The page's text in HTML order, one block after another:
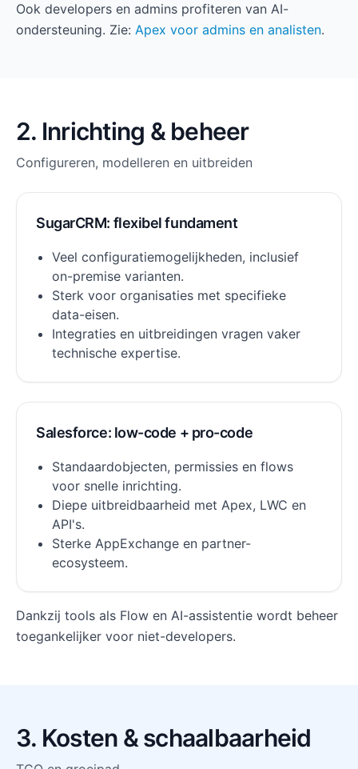
Ook developers en admins profiteren van AI-
ondersteuning. Zie: Apex voor admins en analisten.
2. Inrichting & beheer
Configureren, modelleren en uitbreiden
SugarCRM: flexibel fundament
Veel configuratiemogelijkheden, inclusief
on-premise varianten.
Sterk voor organisaties met specifieke
data-eisen.
Integraties en uitbreidingen vragen vaker
technische expertise.
Salesforce: low-code + pro-code
Standaardobjecten, permissies en flows
voor snelle inrichting.
Diepe uitbreidbaarheid met Apex, LWC en
API's.
Sterke AppExchange en partner-
ecosysteem.
Dankzij tools als Flow en AI-assistentie wordt beheer
toegankelijker voor niet-developers.
3. Kosten & schaalbaarheid